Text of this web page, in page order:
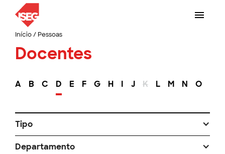
Início/ Pessoas
Docentes
A B C D E F G H I J K L M N O
Tipo
Departamento